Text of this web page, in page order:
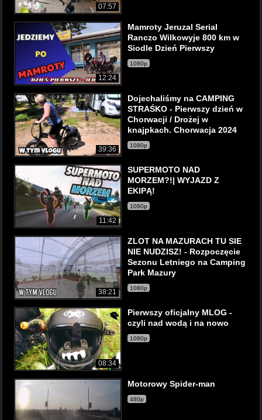
07:57
12:24
Mamroty Jeruzal Serial
Ranczo Wilkowyje 800 km w
Siodle Dzień Pierwszy
1080p
39:36
Dojechaliśmy na CAMPING
STRAŚKO - Pierwszy dzień w
Chorwacji / Drożej w
knajpkach. Chorwacja 2024
1080p
11:42
SUPERMOTO NAD
MORZEM?!| WYJAZD Z
EKIPĄ!
1080p
38:21
ZLOT NA MAZURACH TU SIE
NIE NUDZISZ! - Rozpoczęcie
Sezonu Letniego na Camping
Park Mazury
1080p
08:34
Pierwszy oficjalny MLOG -
czyli nad wodą i na nowo
1080p
Motorowy Spider-man
480p